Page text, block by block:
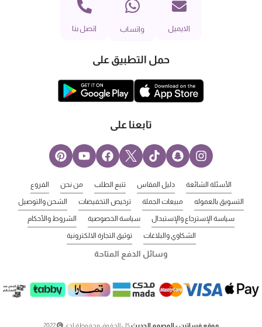
الايميل واتساب اتصل بنا
حمل التطبيق على
تابعنا على
الأسئلة الشائعة دليل المقاس تتبع الطلب من نحن الفروع
التسويق بالعموله مبيعات الجملة ترخيص التخفيضات الشحن والتوصيل
سياسة الإسترجاع والإستبدال سياسة الخصوصية الشروط والأحكام
الشكاوي والبلاغات توثيق التجارة الالكترونية
وسائل الدفع المتاحة
موقع فساتين - المصمم الحديثكل الحقوق محفوظة لدى 2022